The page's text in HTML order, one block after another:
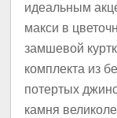
идеальным
макси в
замшевой
комплекта из
потертых
камня